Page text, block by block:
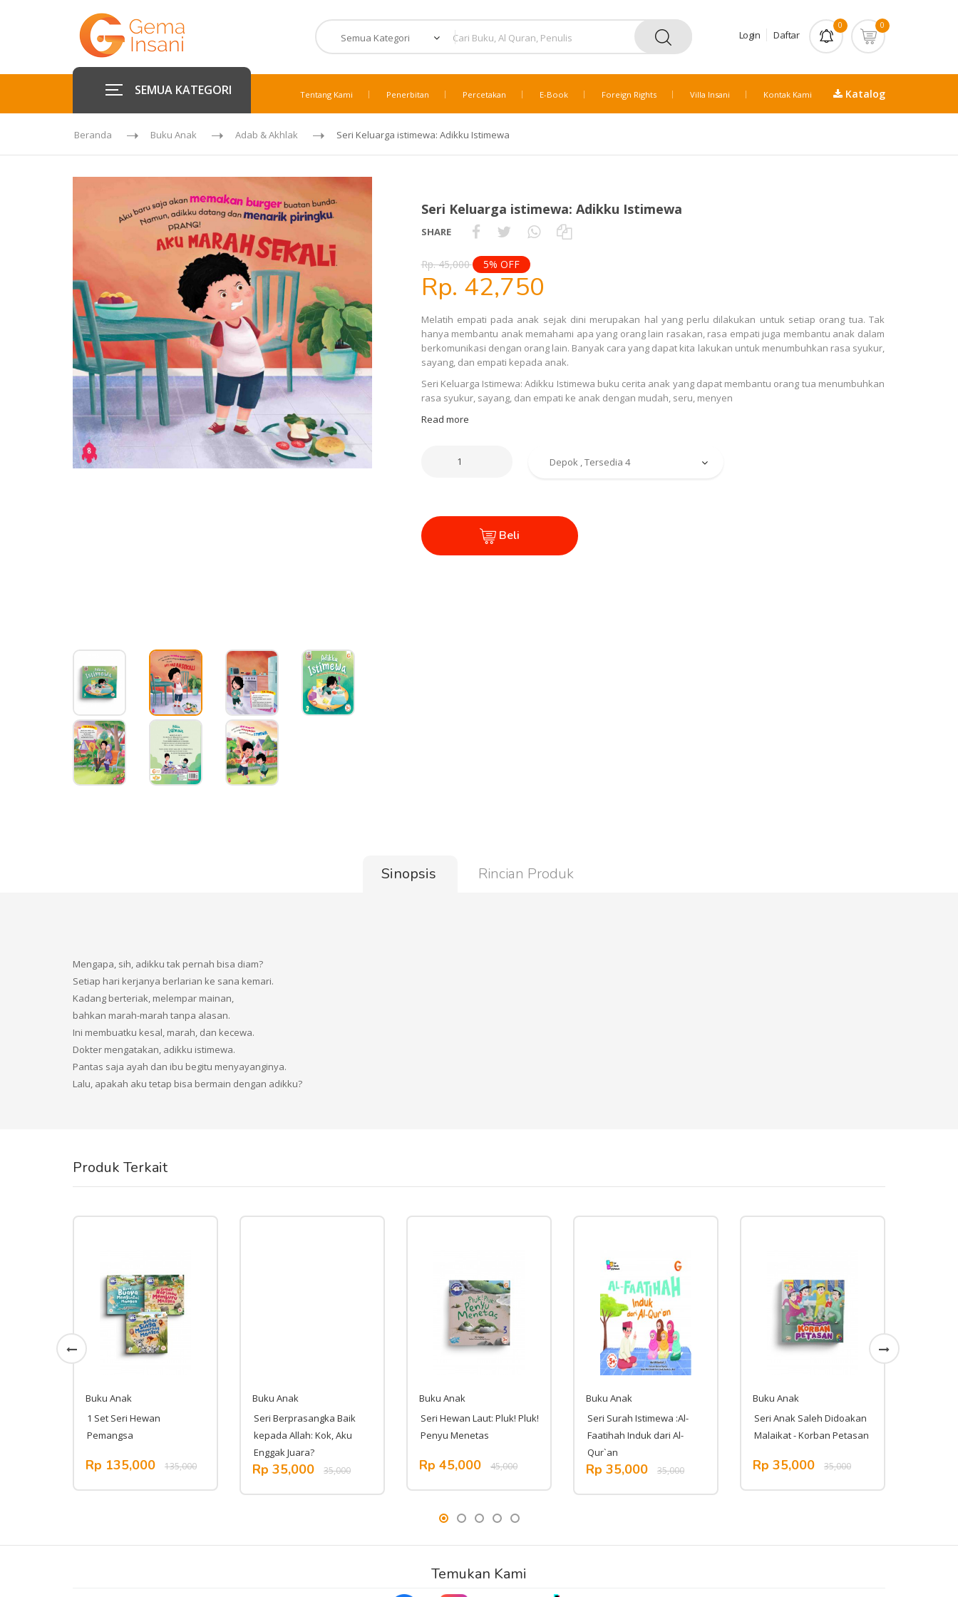
Login Daftar
0 0
SEMUA KATEGORI Tentang Kami Penerbitan Percetakan E-Book Foreign Rights Villa Insani Kontak Kami Katalog
Beranda Buku Anak Adab & Akhlak Seri Keluarga istimewa: Adikku Istimewa
Seri Keluarga istimewa: Adikku Istimewa
SHARE
Rp. 45,000 5% OFF
Rp. 42,750
Melatih empati pada anak sejak dini merupakan hal yang perlu dilakukan untuk setiap orang tua. Tak
hanya membantu anak memahami apa yang orang lain rasakan, rasa empati juga membantu anak dalam
berkomunikasi dengan orang lain. Banyak cara yang dapat kita lakukan untuk menumbuhkan rasa syukur,
sayang, dan empati kepada anak.
Seri Keluarga Istimewa: Adikku Istimewa buku cerita anak yang dapat membantu orang tua menumbuhkan
rasa syukur, sayang, dan empati ke anak dengan mudah, seru, menyen
Read more
Beli
Sinopsis Rincian Produk
Mengapa, sih, adikku tak pernah bisa diam?
Setiap hari kerjanya berlarian ke sana kemari.
Kadang berteriak, melempar mainan,
bahkan marah-marah tanpa alasan.
Ini membuatku kesal, marah, dan kecewa.
Dokter mengatakan, adikku istimewa.
Pantas saja ayah dan ibu begitu menyayanginya.
Lalu, apakah aku tetap bisa bermain dengan adikku?
Produk Terkait
Buku Anak
1 Set Seri Hewan
Pemangsa
Rp 135,000 135,000
Buku Anak
Seri Berprasangka Baik
kepada Allah: Kok, Aku
Enggak Juara?
Rp 35,000 35,000
Buku Anak
Seri Hewan Laut: Pluk! Pluk!
Penyu Menetas
Rp 45,000 45,000
Buku Anak
Seri Surah Istimewa :Al-
Faatihah Induk dari Al-
Qur`an
Rp 35,000 35,000
Buku Anak
Seri Anak Saleh Didoakan
Malaikat - Korban Petasan
Rp 35,000 35,000
Temukan Kami